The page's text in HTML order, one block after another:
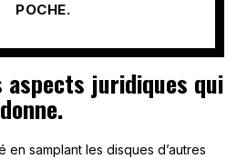
POCHE.
juridiques qui
en samplant les disques d’autres